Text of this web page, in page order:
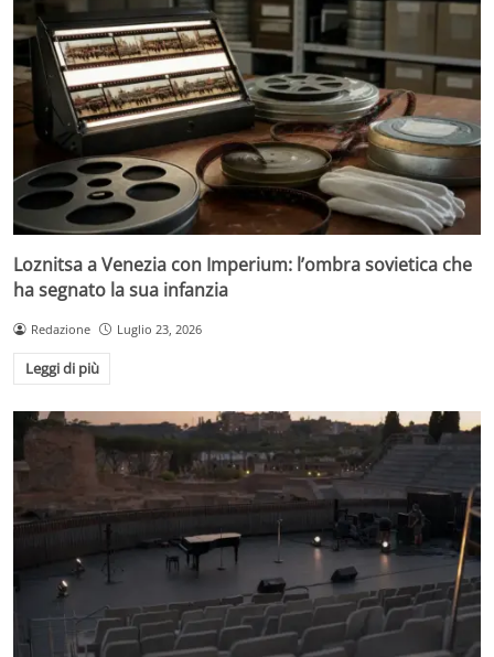
Loznitsa a Venezia con Imperium: l’ombra sovietica che
ha segnato la sua infanzia
Redazione Luglio 23, 2026
Leggi di più